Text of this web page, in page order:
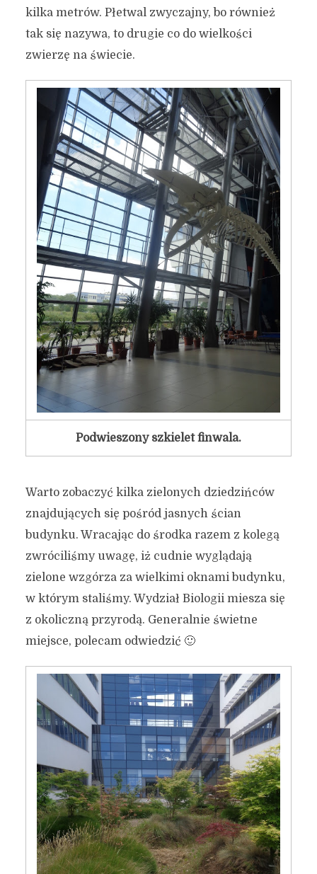
Co widać z gmachu
rektoratu UG?
1 grudnia 2016
4 min czytania
kilka metrów. Płetwal zwyczajny, bo również
tak się nazywa, to drugie co do wielkości
zwierzę na świecie.
Podwieszony szkielet finwala.
Warto zobaczyć kilka zielonych dziedzińców
znajdujących się pośród jasnych ścian
budynku. Wracając do środka razem z kolegą
zwróciliśmy uwagę, iż cudnie wyglądają
zielone wzgórza za wielkimi oknami budynku,
w którym staliśmy. Wydział Biologii miesza się
z okoliczną przyrodą. Generalnie świetne
miejsce, polecam odwiedzić 🙂